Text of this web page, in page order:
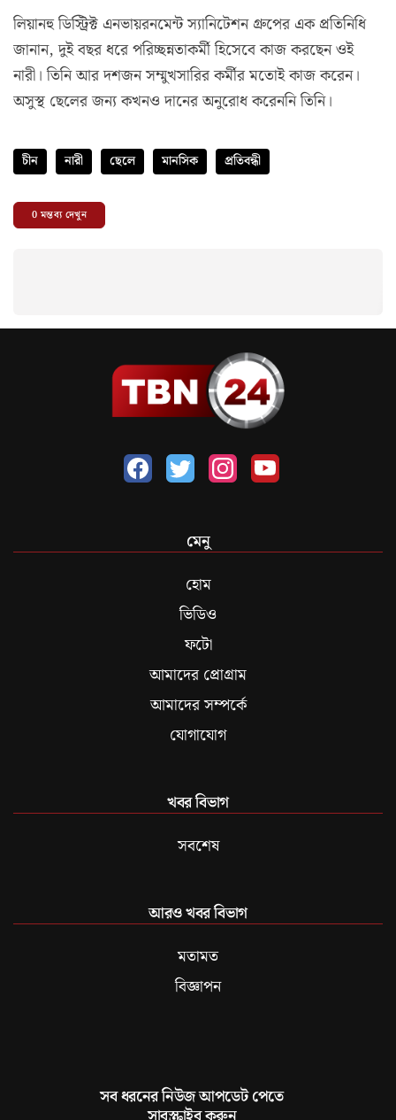
লিয়ানহু ডিস্ট্রিক্ট এনভায়রনমেন্ট স্যানিটেশন গ্রুপের এক প্রতিনিধি
জানান, দুই বছর ধরে পরিচ্ছন্নতাকর্মী হিসেবে কাজ করছেন ওই
নারী। তিনি আর দশজন সম্মুখসারির কর্মীর মতোই কাজ করেন।
অসুস্থ ছেলের জন্য কখনও দানের অনুরোধ করেননি তিনি।
চীন নারী ছেলে মানসিক প্রতিবন্ধী
0মন্তব্য দেখুন
মেনু
হোম
ভিডিও
ফটো
আমাদের প্রোগ্রাম
আমাদের সম্পর্কে
যোগাযোগ
খবর বিভাগ
সবশেষ
আরও খবর বিভাগ
মতামত
বিজ্ঞাপন
সব ধরনের নিউজ আপডেট পেতে